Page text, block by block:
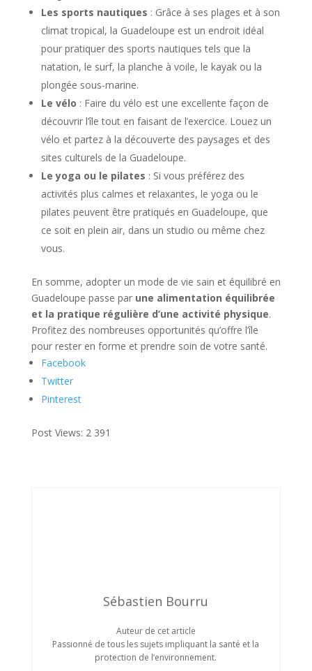
Les sports nautiques : Grâce à ses plages et à son
climat tropical, la Guadeloupe est un endroit idéal
pour pratiquer des sports nautiques tels que la
natation, le surf, la planche à voile, le kayak ou la
plongée sous-marine.
Le vélo : Faire du vélo est une excellente façon de
découvrir l’île tout en faisant de l’exercice. Louez un
vélo et partez à la découverte des paysages et des
sites culturels de la Guadeloupe.
Le yoga ou le pilates : Si vous préférez des
activités plus calmes et relaxantes, le yoga ou le
pilates peuvent être pratiqués en Guadeloupe, que
ce soit en plein air, dans un studio ou même chez
vous.
En somme, adopter un mode de vie sain et équilibré en
Guadeloupe passe par une alimentation équilibrée
et la pratique régulière d’une activité physique.
Profitez des nombreuses opportunités qu’offre l’île
pour rester en forme et prendre soin de votre santé.
Facebook
Twitter
Pinterest
Post Views: 2 391
Sébastien Bourru
Auteur de cet article
Passionné de tous les sujets impliquant la santé et la
protection de l’environnement.